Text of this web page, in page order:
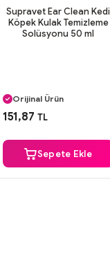
Supravet Ear Clean Kedi
Köpek Kulak Temizleme
Solüsyonu 50 ml
Orijinal Ürün
Güvenli Ödeme
151,87 TL
Sepete Ekle